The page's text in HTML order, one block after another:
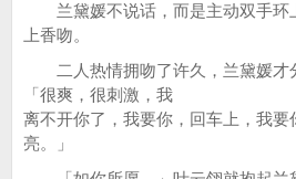
兰黛媛不说话，而是主动双手环
上香吻。
二人热情拥吻了许久，兰黛媛才
「很爽，很刺激，我
离不开你了，我要你，回车上，我要
亮。」